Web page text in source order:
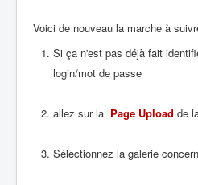
Voici de nouveau la marche à
Si ça n'est pas déjà fait
login/mot de passe
allez sur la Page Upload de
Sélectionnez la galerie